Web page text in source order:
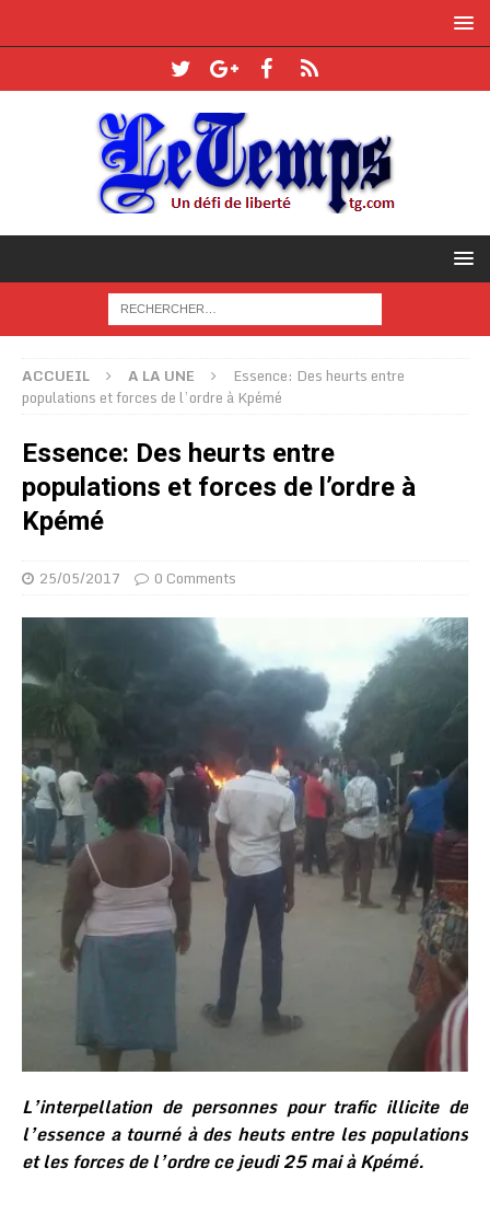
ACCUEIL A LA UNE
Essence: Des heurts entre
populations et forces de l’ordre à Kpémé
Essence: Des heurts entre
populations et forces de l’ordre à
Kpémé
25/05/2017 0 Comments
L’interpellation de personnes pour trafic illicite de
l’essence a tourné à des heuts entre les populations
et les forces de l’ordre ce jeudi 25 mai à Kpémé.